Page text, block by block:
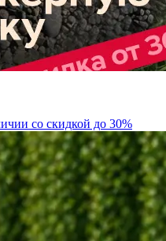
со скидкой до 30%